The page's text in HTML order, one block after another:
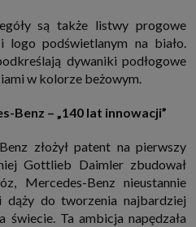
są także listwy progowe
podświetlanym na biało.
dywaniki podłogowe
w kolorze beżowym.
Benz – „140 lat innowacji”
złożył patent na pierwszy
Gottlieb Daimler zbudował
Mercedes-Benz nieustannie
do tworzenia najbardziej
świecie. Ta ambicja napędzała